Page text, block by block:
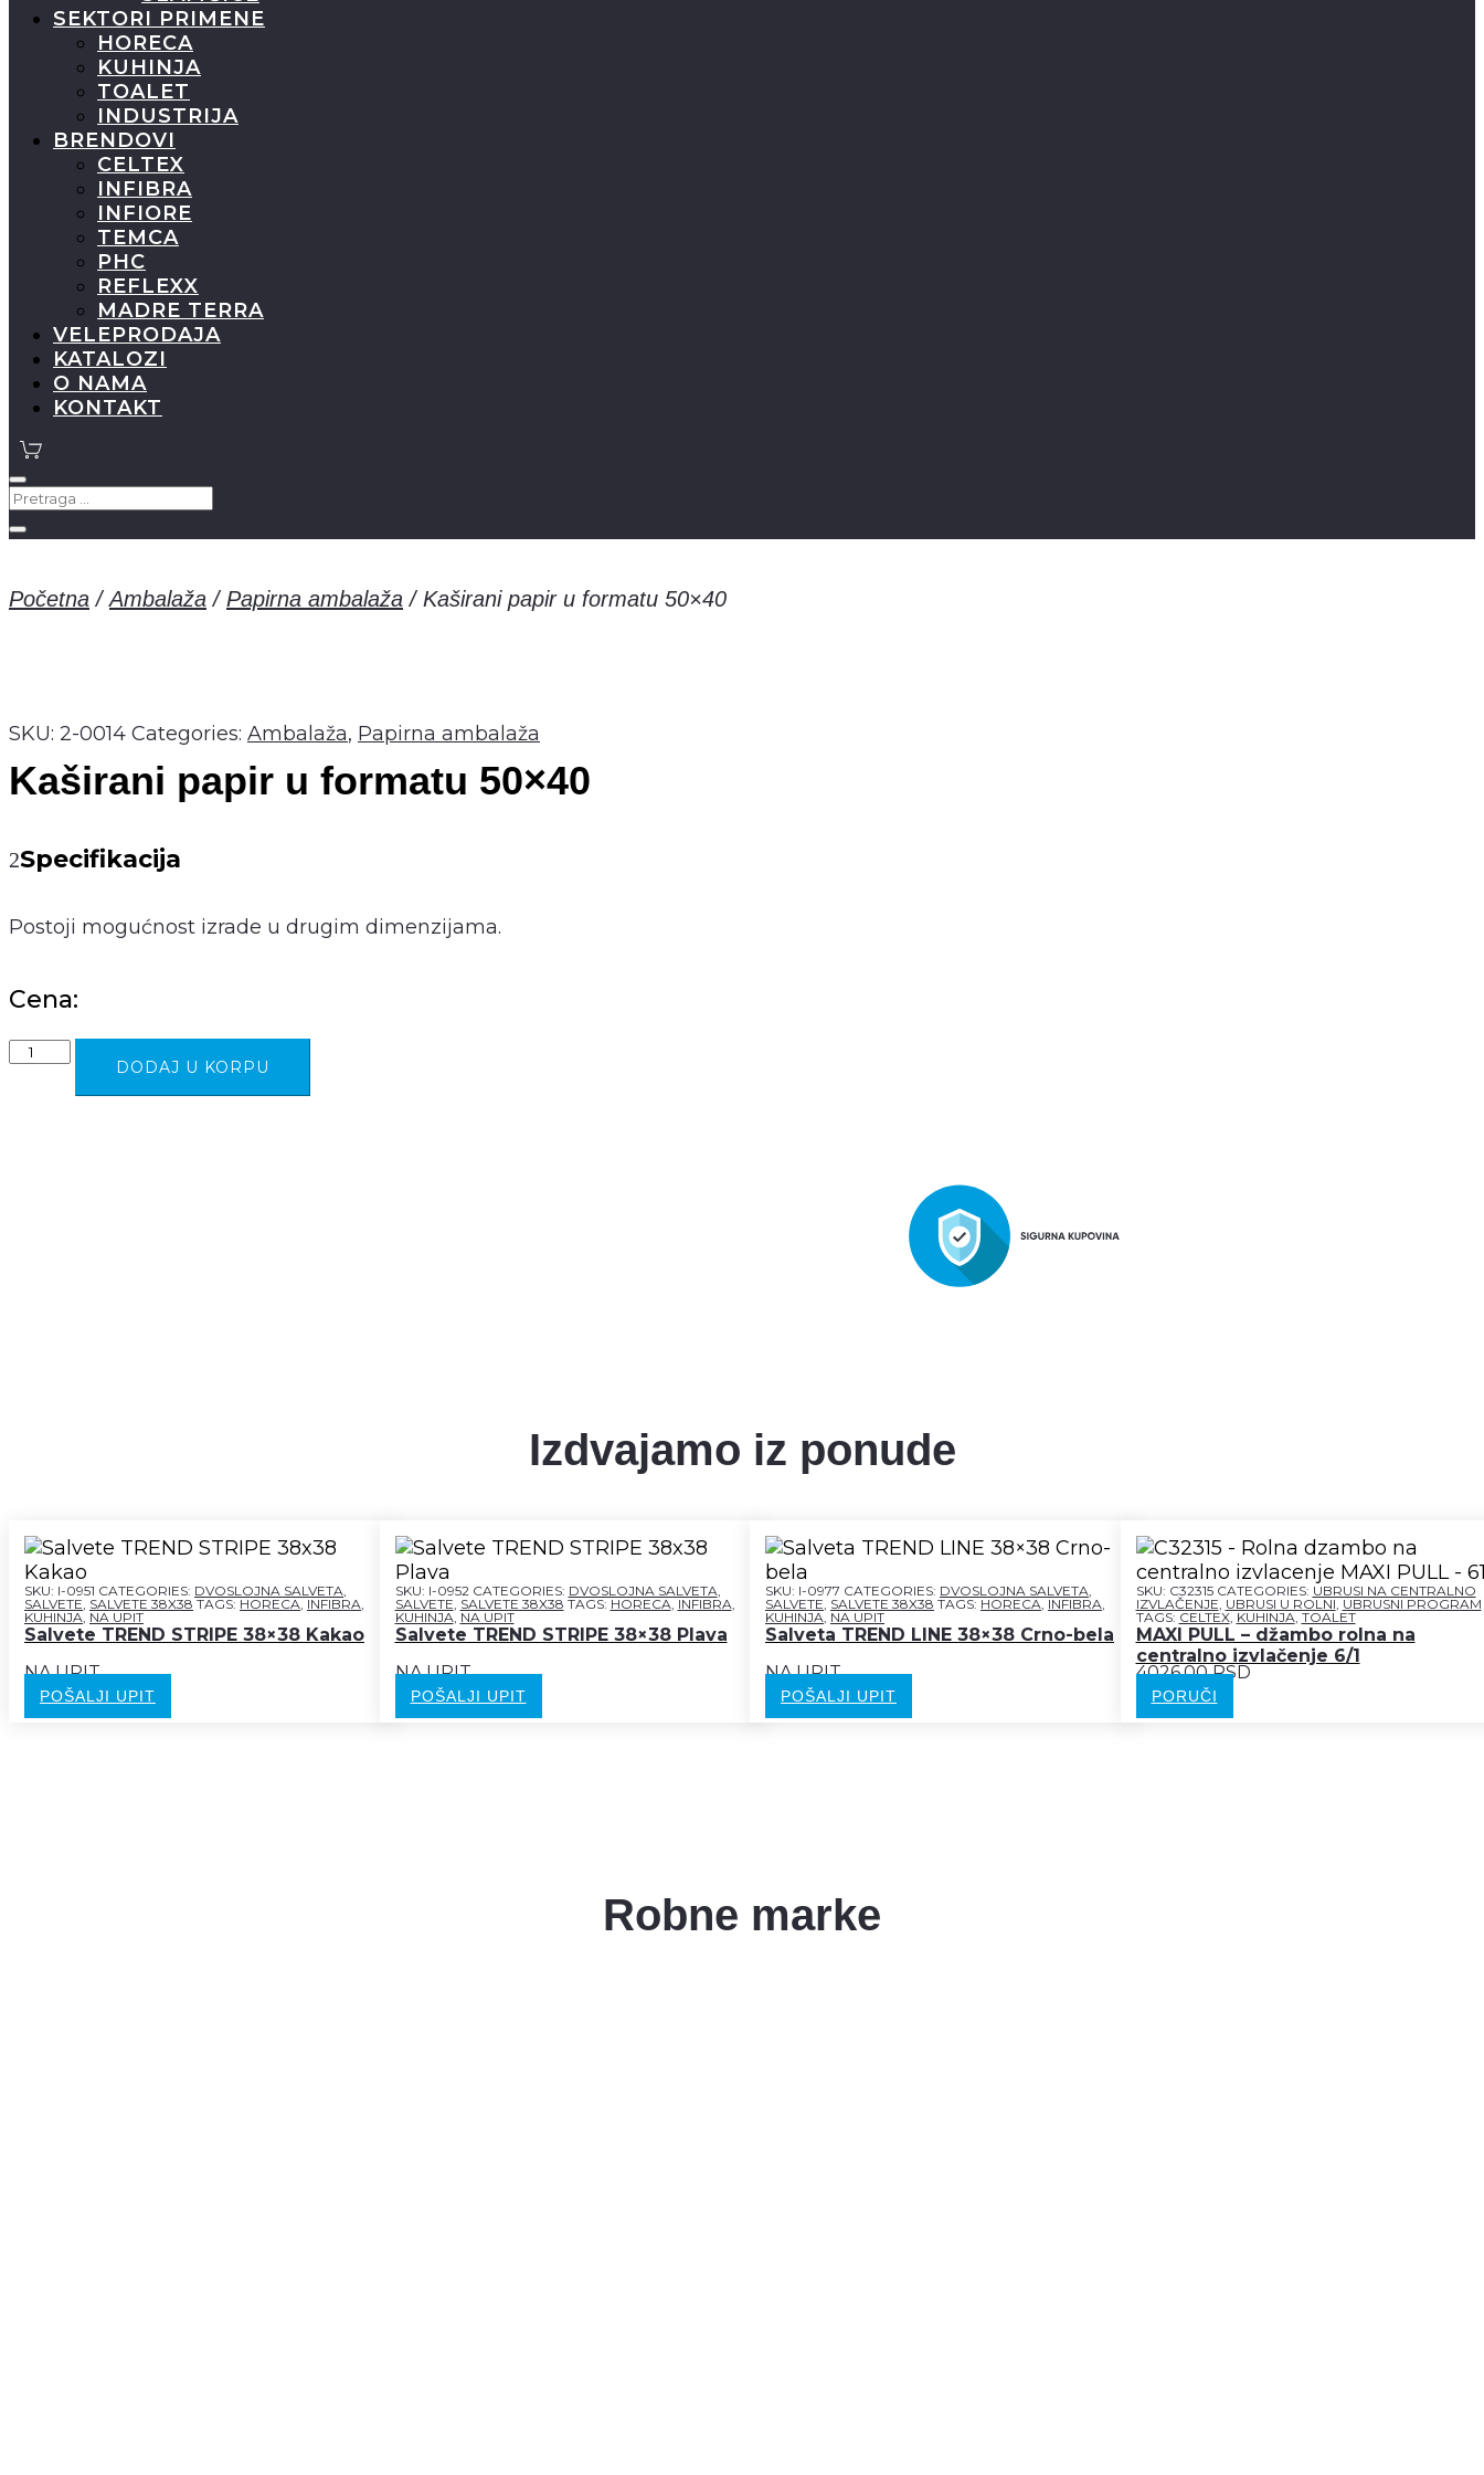
SEKTORI PRIMENE
HORECA
KUHINJA
TOALET
INDUSTRIJA
BRENDOVI
CELTEX
INFIBRA
INFIORE
TEMCA
PHC
REFLEXX
MADRE TERRA
VELEPRODAJA
KATALOZI
O NAMA
KONTAKT
Početna /Ambalaža / Papirna ambalaža / Kaširani papir u formatu 50×40
SKU: 2-0014 Categories: Ambalaža, Papirna ambalaža
Kaširani papir u formatu 50×40
Specifikacija
Postoji mogućnost izrade u drugim dimenzijama.
Cena:
Kaširani
DODAJ U KORPU
Izdvajamo iz ponude
SKU: I-0951 CATEGORIES: DVOSLOJNA SALVETA,
SALVETE, SALVETE 38X38 TAGS: HORECA, INFIBRA,
KUHINJA, NA UPIT
Salvete TREND STRIPE 38×38 Kakao
NA UPIT
POŠALJI UPIT
SKU: I-0952 CATEGORIES: DVOSLOJNA SALVETA,
SALVETE, SALVETE 38X38 TAGS: HORECA, INFIBRA,
KUHINJA, NA UPIT
Salvete TREND STRIPE 38×38 Plava
NA UPIT
POŠALJI UPIT
SKU: I-0977 CATEGORIES: DVOSLOJNA SALVETA,
SALVETE, SALVETE 38X38 TAGS: HORECA, INFIBRA,
KUHINJA, NA UPIT
Salveta TREND LINE 38×38 Crno-bela
NA UPIT
POŠALJI UPIT
SKU: C32315 CATEGORIES: UBRUSI NA CENTRALNO
IZVLAČENJE, UBRUSI U ROLNI, UBRUSNI PROGRAM
TAGS: CELTEX, KUHINJA, TOALET
MAXI PULL – džambo rolna na
centralno izvlačenje 6/1
4026,00 RSD
PORUČI
Robne marke